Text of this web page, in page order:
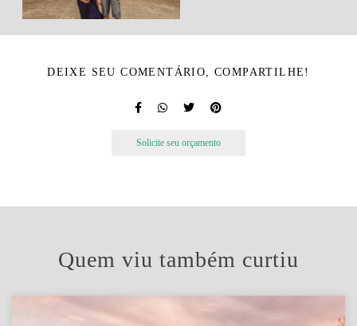
DEIXE SEU COMENTÁRIO, COMPARTILHE!
Solicite seu orçamento
Quem viu também curtiu